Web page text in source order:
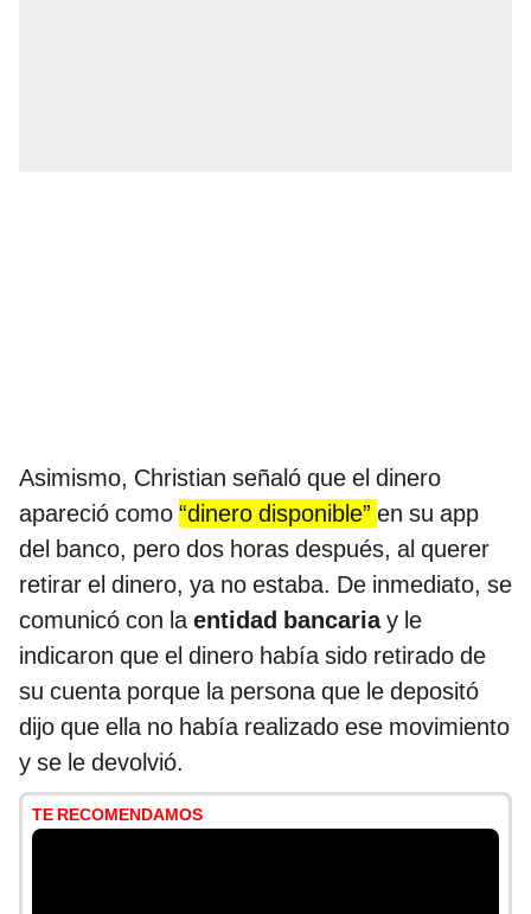
Asimismo, Christian señaló que el dinero
apareció como “dinero disponible” en su app
del banco, pero dos horas después, al querer
retirar el dinero, ya no estaba. De inmediato, se
comunicó con laentidad bancariay le
indicaron que el dinero había sido retirado de
su cuenta porque la persona que le depositó
dijo que ella no había realizado ese movimiento
y se le devolvió.
TE RECOMENDAMOS